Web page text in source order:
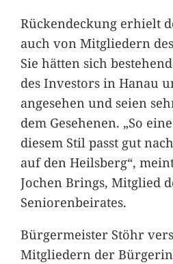
Rückendeckung erhielt
auch von Mitgliedern
Sie hätten sich
des Investors in Hanau
angesehen und seien
dem Gesehenen. „So
diesem Stil passt gut
auf den Heilsberg“,
Jochen Brings, Mitglied
Seniorenbeirates.
Bürgermeister Stöhr
Mitgliedern der